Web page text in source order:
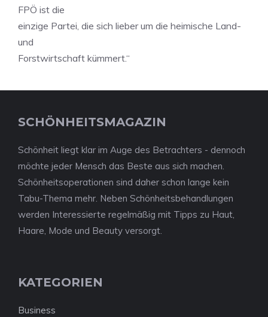
FPÖ ist die
einzige Partei, die sich lieber um die heimische Land-
und
Forstwirtschaft kümmert.“
SCHÖNHEITSMAGAZIN
Schönheit liegt klar im Auge des Betrachters - dennoch
möchte jeder Mensch das Beste aus sich machen.
Schönheitsoperationen sind daher schon lange kein
Tabu-Thema mehr. Neben Schönheitsbehandlungen
werden Interessierte regelmäßig mit Tipps zu Haut,
Haare, Mode und Beauty versorgt.
KATEGORIEN
Business